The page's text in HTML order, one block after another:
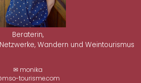
Beraterin,
Wandern und Weintourismus
✉ monika
tourisme.com